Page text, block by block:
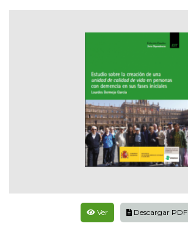
Ver Descargar PDF